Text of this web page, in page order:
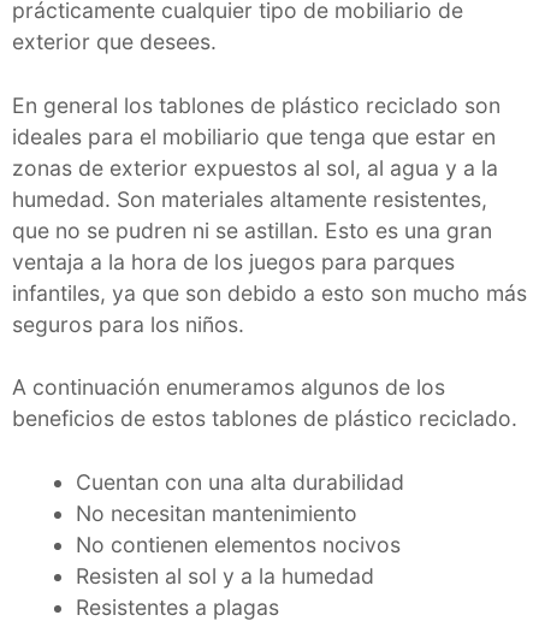
prácticamente cualquier tipo de mobiliario de
exterior que desees.
En general los tablones de plástico reciclado son
ideales para el mobiliario que tenga que estar en
zonas de exterior expuestos al sol, al agua y a la
humedad. Son materiales altamente resistentes,
que no se pudren ni se astillan. Esto es una gran
ventaja a la hora de los juegos para parques
infantiles, ya que son debido a esto son mucho más
seguros para los niños.
A continuación enumeramos algunos de los
beneficios de estos tablones de plástico reciclado.
Cuentan con una alta durabilidad
No necesitan mantenimiento
No contienen elementos nocivos
Resisten al sol y a la humedad
Resistentes a plagas